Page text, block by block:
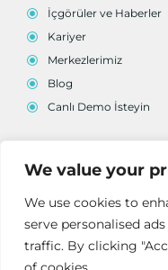
We value your
We use cookies to
serve personalised
traffic. By clicking
İçgörüler ve Haberler
Kariyer
Merkezlerimiz
Blog
Canlı Demo İsteyin
Copyright © 2025 |